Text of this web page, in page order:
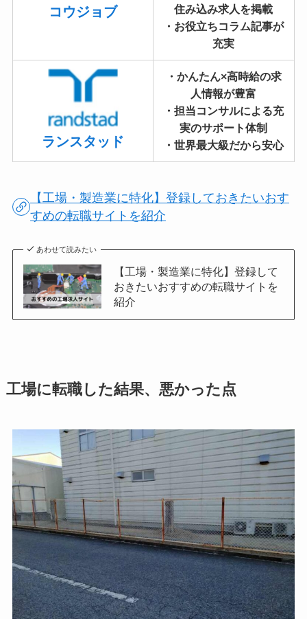
コウジョブ
住み込み求人を掲載
・お役立ちコラム記事が
充実
ランスタッド
・かんたん×高時給の求
人情報が豊富
・担当コンサルによる充
実のサポート体制
・世界最大級だから安心
【工場・製造業に特化】登録しておきたいおす
すめの転職サイトを紹介
あわせて読みたい
【工場・製造業に特化】登録して
おきたいおすすめの転職サイトを
紹介
工場に転職した結果、悪かった点